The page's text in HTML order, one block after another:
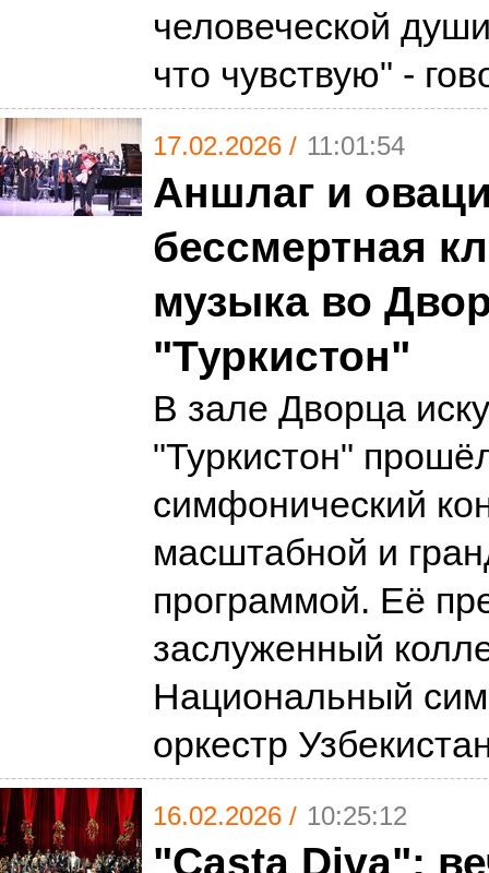
человеческой
что чувствую" -
17.02.2026 / 11:01:54
Аншлаг и
бессмертная
музыка во
"Туркистон"
В зале Дворца
"Туркистон"
симфонический
масштабной и
программой. Её
заслуженный
Национальный
оркестр
16.02.2026 / 10:25:12
"Casta Diva":